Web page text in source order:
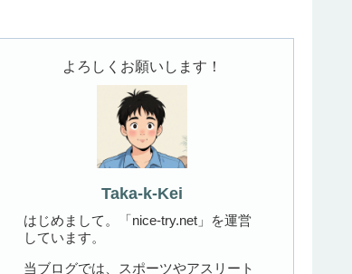
よろしくお願いします！
Taka-k-Kei
はじめまして。「nice-try.net」を運営
しています。
当ブログでは、スポーツやアスリート